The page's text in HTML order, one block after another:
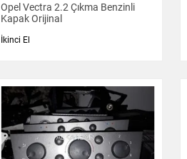
Opel Vectra 2.2 Çıkma Benzinli
Kapak Orijinal
İkinci El